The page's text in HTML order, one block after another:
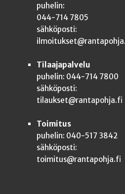
puhelin:
044-714 7805
sähköposti:
Tilaajapalvelu
puhelin: 044-714 7800
sähköposti:
tilaukset@rantapohja.fi
Toimitus
puhelin: 040-517 3842
sähköposti:
toimitus@rantapohja.fi